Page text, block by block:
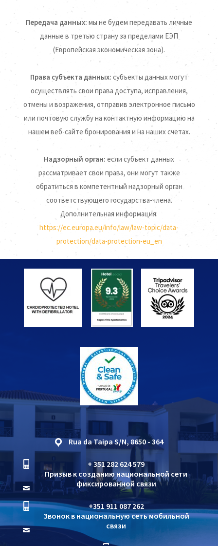
Передача данных: мы не будем передавать личные
данные в третью страну за пределами ЕЭП
(Европейская экономическая зона).
Права субъекта данных: субъекты данных могут
осуществлять свои права доступа, исправления,
отмены и возражения, отправив электронное письмо
или почтовую службу на контактную информацию на
нашем веб-сайте бронирования и на наших счетах.
Надзорный орган: если субъект данных
рассматривает свои права, они могут также
обратиться в компетентный надзорный орган
соответствующего государства-члена.
Дополнительная информация:
https://ec.europa.eu/info/law/law-topic/data-
protection/data-protection-eu_en
Rua da Taipa S/N, 8650 - 364
+ 351 282 624 579
Призыв к созданию национальной сети
фиксированной связи
+351 911 087 262
Звонок в национальную сеть мобильной
связи